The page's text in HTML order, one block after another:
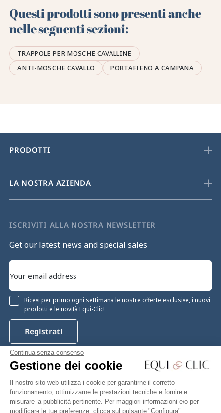
Continua senza consenso
Gestione dei cookie
Il nostro sito web utilizza i cookie per garantirne il corretto
funzionamento, ottimizzarne le prestazioni tecniche e fornire e
misurare la pubblicità pertinente. Per maggiori informazioni e/o per
modificare le tue preferenze, clicca sul pulsante "Configura".
Questi prodotti sono presenti anche
nelle seguenti sezioni:
TRAPPOLE PER MOSCHE CAVALLINE
ANTI-MOSCHE CAVALLO
PORTAFIENO A CAMPANA
PRODOTTI
LA NOSTRA AZIENDA
ISCRIVITI ALLA NOSTRA NEWSLETTER
Get our latest news and special sales
Ricevi per primo ogni settimana le nostre offerte esclusive, i nuovi
prodotti e le novità Equi-Clic!
Registrati
Facebook Twitter
YouTube
Pinterest
Instagram